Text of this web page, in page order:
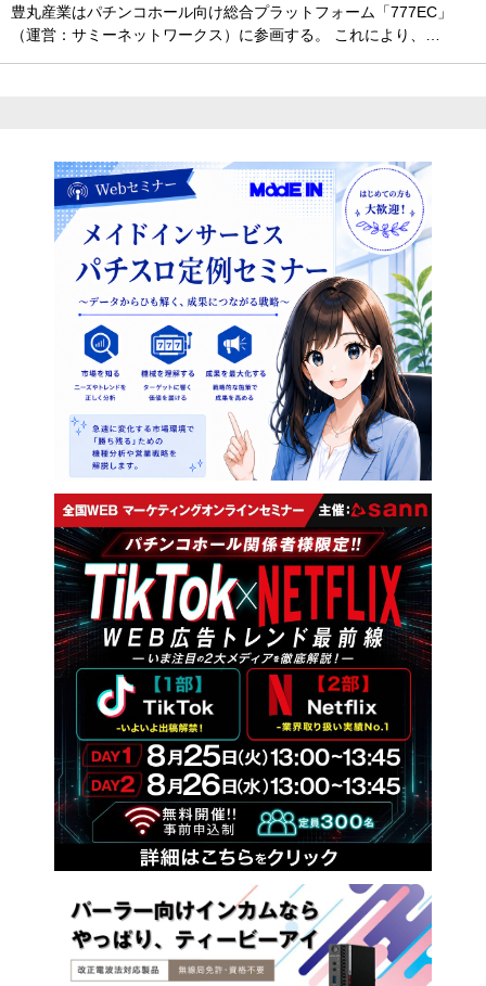
豊丸産業はパチンコホール向け総合プラットフォーム「777EC」
（運営：サミーネットワークス）に参画する。 これにより、…